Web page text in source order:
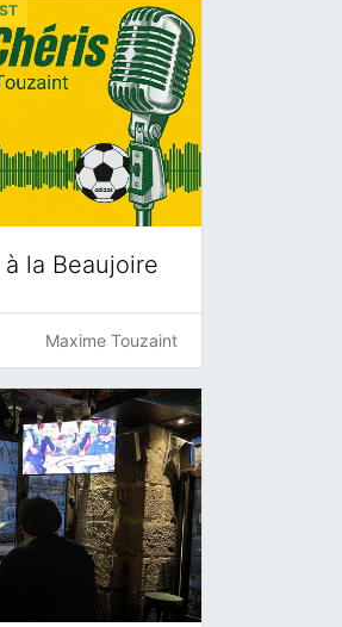
la Beaujoire
Maxime Touzaint